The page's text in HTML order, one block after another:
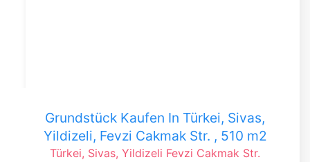
Grundstück Kaufen In Türkei, Sivas,
Yildizeli, Fevzi Cakmak Str. , 510 m2
Türkei, Sivas, Yildizeli Fevzi Cakmak Str.